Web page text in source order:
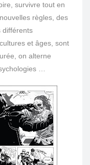
survivre tout en
règles, des
différents
et âges, sont
on alterne
…